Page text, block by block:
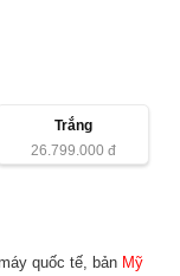
Trắng
26.799.000đ
quốc tế, bản Mỹ